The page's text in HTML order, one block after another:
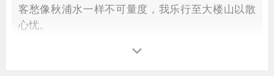
客愁像秋浦水一样不可量度， 我乐行至大楼山以散
心忧。